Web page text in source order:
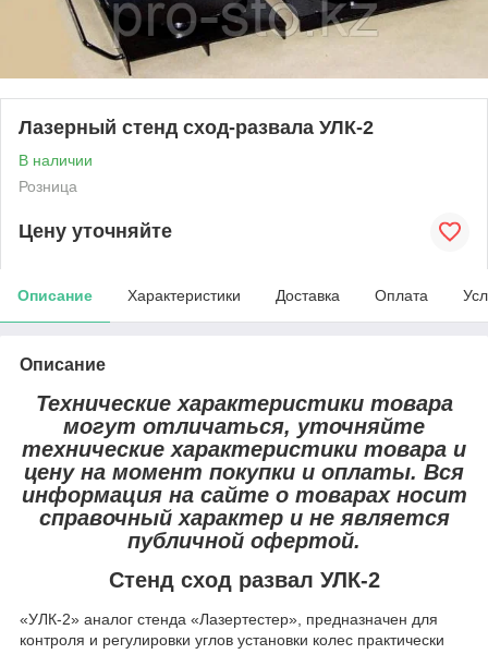
Лазерный стенд сход-развала УЛК-2
В наличии
Розница
Цену уточняйте
Описание Характеристики Доставка Оплата
Описание
Технические характеристики товара
могут отличаться, уточняйте
технические характеристики товара и
цену на момент покупки и оплаты. Вся
информация на сайте о товарах носит
справочный характер и не является
публичной офертой.
Стенд сход развал УЛК-2
«УЛК-2» аналог стенда «Лазертестер», предназначен для
контроля и регулировки углов установки колес практически